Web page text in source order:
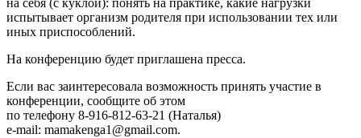
на себя (с куклой): понять на практике, какие нагрузки
испытывает организм родителя при использовании тех или
иных приспособлений.
На конференцию будет приглашена пресса.
Если вас заинтересовала возможность принять участие в
конференции, сообщите об этом
по телефону 8-916-812-63-21 (Наталья)
e-mail: mamakenga1@gmail.com.